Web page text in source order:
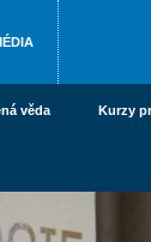
věda Kurzy